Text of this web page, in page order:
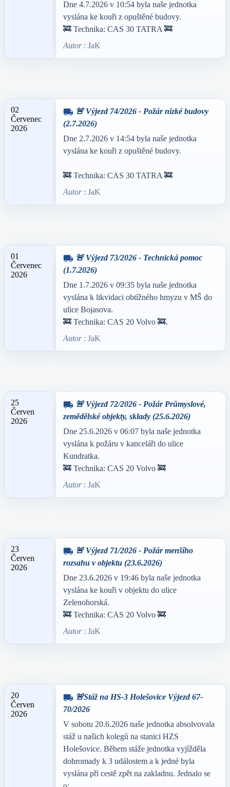
Dne 4.7.2026 v 10:54 byla naše jednotka
vyslána ke kouři z opuštěné budovy.
🚒 Technika: CAS 30 TATRA 🚒
Autor: JaK
02
Červenec
2026
local_shipping 🚨 Výjezd 74/2026 - Požár nízké budovy
(2.7.2026)
Dne 2.7.2026 v 14:54 byla naše jednotka
vyslána ke kouři z opuštěné budovy.
🚒 Technika: CAS 30 TATRA 🚒
Autor: JaK
01
Červenec
2026
local_shipping 🚨 Výjezd 73/2026 - Technická pomoc
(1.7.2026)
Dne 1.7.2026 v 09:35 byla naše jednotka
vyslána k likvidaci obtížného hmyzu v MŠ do
ulice Bojasova.
🚒 Technika: CAS 20 Volvo 🚒.
Autor: JaK
25
Červen
2026
local_shipping 🚨 Výjezd 72/2026 - Požár Průmyslové,
zemědělské objekty, sklady (25.6.2026)
Dne 25.6.2026 v 06:07 byla naše jednotka
vyslána k požáru v kanceláři do ulice
Kundratka.
🚒 Technika: CAS 20 Volvo 🚒
Autor: JaK
23
Červen
2026
local_shipping 🚨 Výjezd 71/2026 - Požár menšího
rozsahu v objektu (23.6.2026)
Dne 23.6.2026 v 19:46 byla naše jednotka
vyslána ke kouři v objektu do ulice
Zelenohorská.
🚒 Technika: CAS 20 Volvo 🚒
Autor: JaK
20
Červen
2026
local_shipping 🚨Stáž na HS-3 Holešovice Výjezd 67-
70/2026
V sobotu 20.6.2026 naše jednotka absolvovala
stáž u našich kolegů na stanici HZS
Holešovice. Během stáže jednotka vyjížděla
dohromady k 3 událostem a k jedné byla
vyslána při cestě zpět na zakladnu. Jednalo se